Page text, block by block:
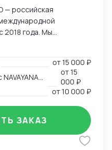
2018 года. Мы
и
от международных
до
Основные
География
от15 000 ₽
от15
000 ₽
от10 000 ₽
ЗАКАЗ